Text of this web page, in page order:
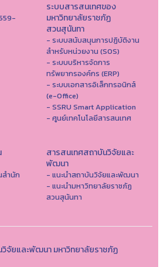
ระบบสารสนเทศของ
มหาวิทยาลัยราชภัฏ
สวนสุนันทา
- ระบบสนับสนุนการปฏิบัติงาน
สำหรับหน่วยงาน (SOS)
- ระบบบริหารจัดการ
ทรัพยากรองค์กร (ERP)
- ระบบเอกสารอิเล็กทรอนิกส์
(e-Office)
- SSRU Smart Application
- ศูนย์เทคโนโลยีสารสนเทศ
สำนัก
สารสนเทศสถาบันวิจัยและ
พัฒนา
- แนะนำสถาบันวิจัยและพัฒนา
- แนะนำมหาวิทยาลัยราชภัฏ
สวนสุนันทา
จัยและพัฒนา มหาวิทยาลัยราชภัฏ